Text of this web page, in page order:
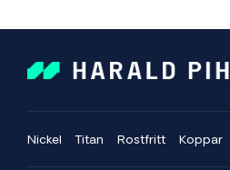
Nickel Titan Rostfritt Koppar